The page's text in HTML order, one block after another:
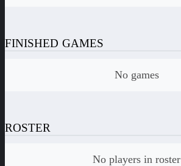
FINISHED GAMES
No games
ROSTER
No players in roster